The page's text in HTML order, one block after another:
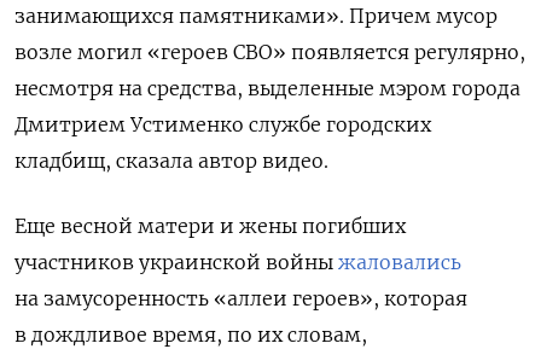
занимающихся памятниками». Причем мусор
возле могил «героев СВО» появляется регулярно,
несмотря на средства, выделенные мэром города
Дмитрием Устименко службе городских
кладбищ, сказала автор видео.
Еще весной матери и жены погибших
участников украинской войны жаловались
на замусоренность «аллеи героев», которая
в дождливое время, по их словам,